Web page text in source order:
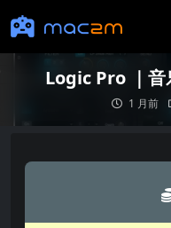
Logic Pro ｜音
1 月前